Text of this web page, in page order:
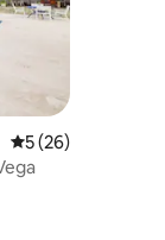
Note moyenne de
5 (26)